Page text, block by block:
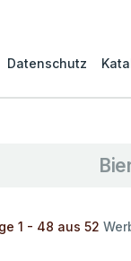
Datenschutz
1 - 48 aus 52